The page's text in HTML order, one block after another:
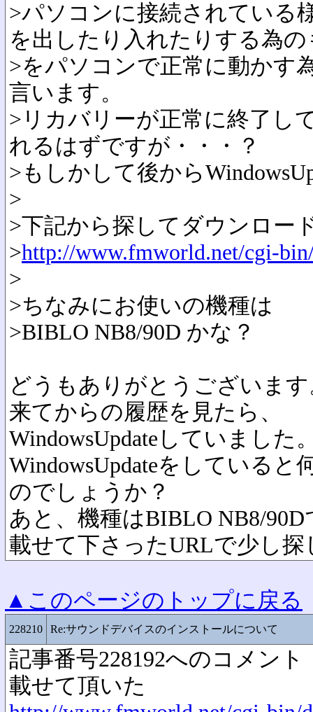
>パソコンに接続されている
を出したり入れたりする為の
>をパソコンで正常に動かす
言います。
>リカバリーが正常に終了し
れるはずですが・・・？
>もしかして後から
>
>下記から探してダウンロー
>http://www.fmworld.net/cgi-
>
>ちなみにお使いの機種は
>BIBLO NB8/90D かな？
どうもありがとうございま
来てからの履歴を見たら、
WindowsUpdateしていました
WindowsUpdateをしている
のでしょうか？
あと、機種はBIBLO NB8/90D
載せて下さったURLで少し
▲このページのトップに戻る
228210 Re:サウンドデバイスのインストールについて
記事番号228192へのコメント
載せて頂いた